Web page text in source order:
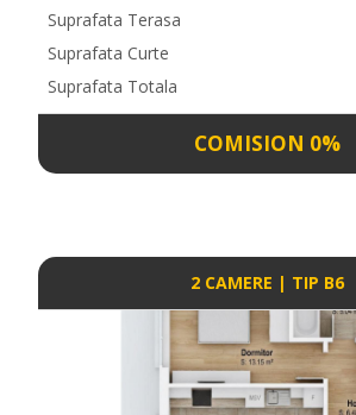
Suprafata Terasa
Suprafata Curte
Suprafata Totala
COMISION 0%
2 CAMERE | TIP B6